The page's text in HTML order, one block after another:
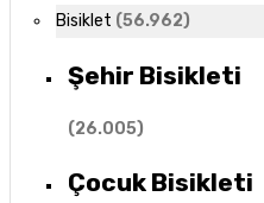
Bisiklet (56.962)
Şehir Bisikleti
(26.005)
Çocuk Bisikleti